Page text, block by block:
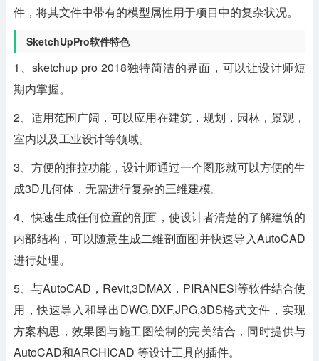
件，将其文件中带有的模型属性用于项目中的复杂状况。
SketchUpPro软件特色
1、sketchup pro 2018独特简洁的界面，可以让设计师短
期内掌握。
2、适用范围广阔，可以应用在建筑，规划，园林，景观，
室内以及工业设计等领域。
3、方便的推拉功能，设计师通过一个图形就可以方便的生
成3D几何体，无需进行复杂的三维建模。
4、快速生成任何位置的剖面，使设计者清楚的了解建筑的
内部结构，可以随意生成二维剖面图并快速导入AutoCAD
进行处理。
5、与AutoCAD，Revit,3DMAX，PIRANESI等软件结合使
用，快速导入和导出DWG,DXF,JPG,3DS格式文件，实现
方案构思，效果图与施工图绘制的完美结合，同时提供与
AutoCAD和ARCHICAD 等设计工具的插件。